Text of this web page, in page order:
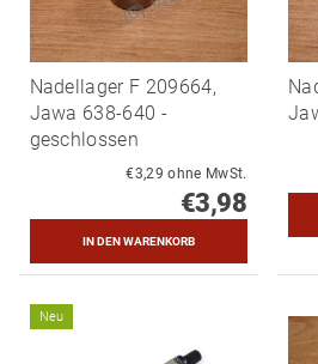
Nadellager F 209664,
Jawa 638-640 -
geschlossen
€3,29 ohne MwSt.
€3,98
Neu